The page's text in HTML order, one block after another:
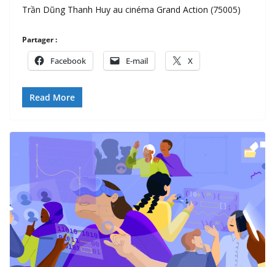
Trần Dũng Thanh Huy au cinéma Grand Action (75005)
Partager :
Facebook E-mail X
Read More